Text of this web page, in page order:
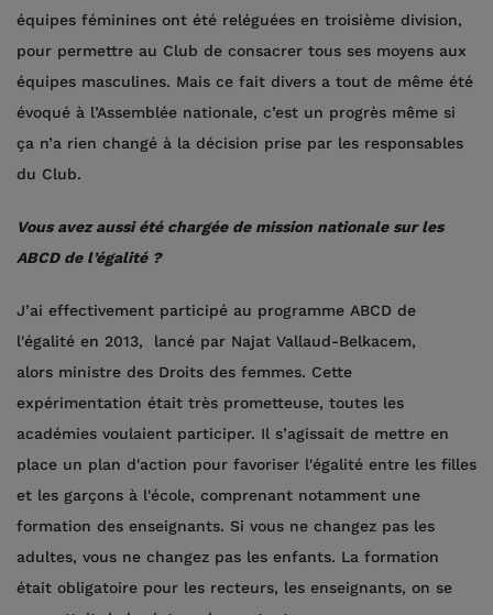
équipes féminines ont été reléguées en troisième division,
pour permettre au Club de consacrer tous ses moyens aux
équipes masculines. Mais ce fait divers a tout de même été
évoqué à l’Assemblée nationale, c’est un progrès même si
ça n’a rien changé à la décision prise par les responsables
du Club.
Vous avez aussi été chargée de mission nationale sur les
ABCD de l’égalité ?
J’ai effectivement participé au programme ABCD de
l'égalité en 2013, lancé par Najat Vallaud-Belkacem,
alors ministre des Droits des femmes. Cette
expérimentation était très prometteuse, toutes les
académies voulaient participer. Il s’agissait de mettre en
place un plan d'action pour favoriser l'égalité entre les filles
et les garçons à l'école, comprenant notamment une
formation des enseignants. Si vous ne changez pas les
adultes, vous ne changez pas les enfants. La formation
était obligatoire pour les recteurs, les enseignants, on se